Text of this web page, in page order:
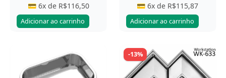
💳 6x de R$116,50
Adicionar ao carrinho
💳 6x de R$115,87
Adicionar ao carrinho
-13%